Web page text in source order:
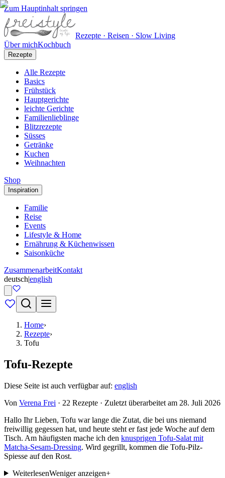
Zum Hauptinhalt springen
Rezepte · Reisen · Slow Living
Über michKochbuch
Rezepte
Alle Rezepte
Basics
Frühstück
Hauptgerichte
leichte Gerichte
Familienlieblinge
Blitzrezepte
Süsses
Getränke
Kuchen
Weihnachten
Shop
Inspiration
Familie
Reise
Events
Lifestyle & Home
Ernährung & Küchenwissen
Saisonküche
ZusammenarbeitKontakt
deutsch|english
Home›
Rezepte›
Tofu
Tofu-Rezepte
Diese Seite ist auch verfügbar auf: english
Von Verena Frei · 22 Rezepte · Zuletzt überarbeitet am 28. Juli 2026
Hallo Ihr Lieben, Tofu war lange die Zutat, die bei uns niemand
freiwillig gegessen hat, und heute steht er fast jede Woche auf dem
Tisch. Am häufigsten mache ich den knusprigen Tofu-Salat mit
Matcha-Sesam-Dressing. Wird gegrillt, kommen die Tofu-Pilz-
Spiesse auf den Rost.
WeiterlesenWeniger anzeigen+